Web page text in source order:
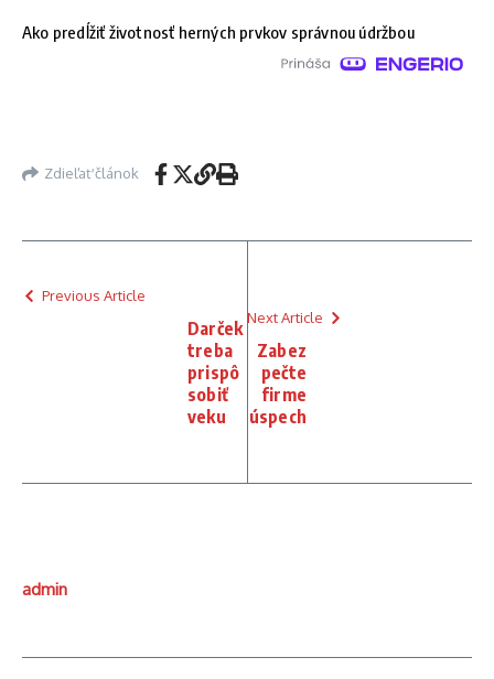
Ako predĺžiť životnosť herných prvkov správnou údržbou
Zdieľať článok
Previous Article
Darček
treba
prispô
sobiť
veku
Next Article
Zabez
pečte
firme
úspech
admin